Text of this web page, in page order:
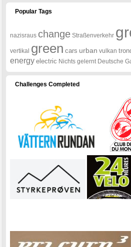
Popular Tags
nazisraus change Straßenverkehr
vertikal green cars urban vulkan
energy electric Nichts gelernt Deutsche
Challenges Completed